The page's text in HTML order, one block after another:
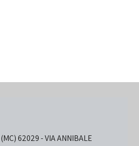
62029 - VIA ANNIBALE